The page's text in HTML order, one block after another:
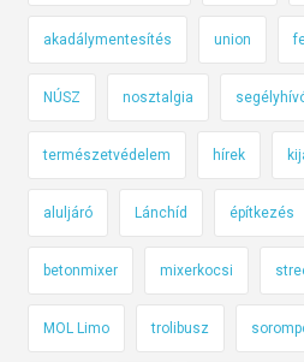
akadálymentesítés union
NÚSZ nosztalgia
természetvédelem hírek
aluljáró Lánchíd építkezés
betonmixer mixerkocsi
MOL Limo trolibusz